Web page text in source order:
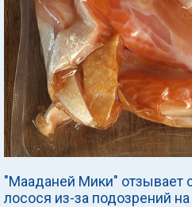
"Мааданей Мики" отзывает
лосося из-за подозрений